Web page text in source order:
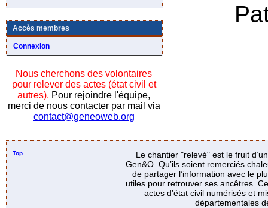
Accès membres
Connexion
Nous cherchons des volontaires
pour relever des actes (état civil et
autres). Pour rejoindre l'équipe,
merci de nous contacter par mail via
contact@geneoweb.org
Top
Le chantier "relevé" est le fruit
Gen&O. Qu’ils soient remerciés
de partager l’information avec le
utiles pour retrouver ses ancêtres.
actes d’état civil numérisés et
départementales